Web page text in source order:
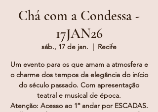
Chá com a Condessa -
17JAN26
sáb., 17 de jan.
  |
Recife
Um evento para os que amam a atmosfera e
o charme dos tempos da elegância do início
do século passado. Com apresentação
teatral e musical de época.
Atenção: Acesso ao 1º andar por ESCADAS.